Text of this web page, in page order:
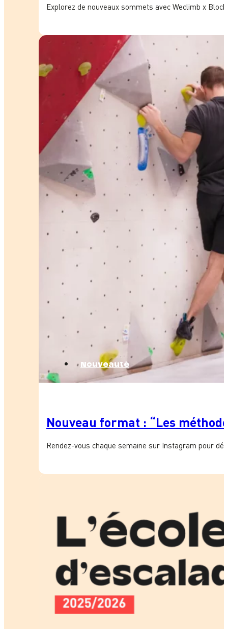
Explorez de nouveaux sommets avec Weclimb x
Nouveauté
Nouveau format : “Les
Rendez-vous chaque semaine sur Instagram pour